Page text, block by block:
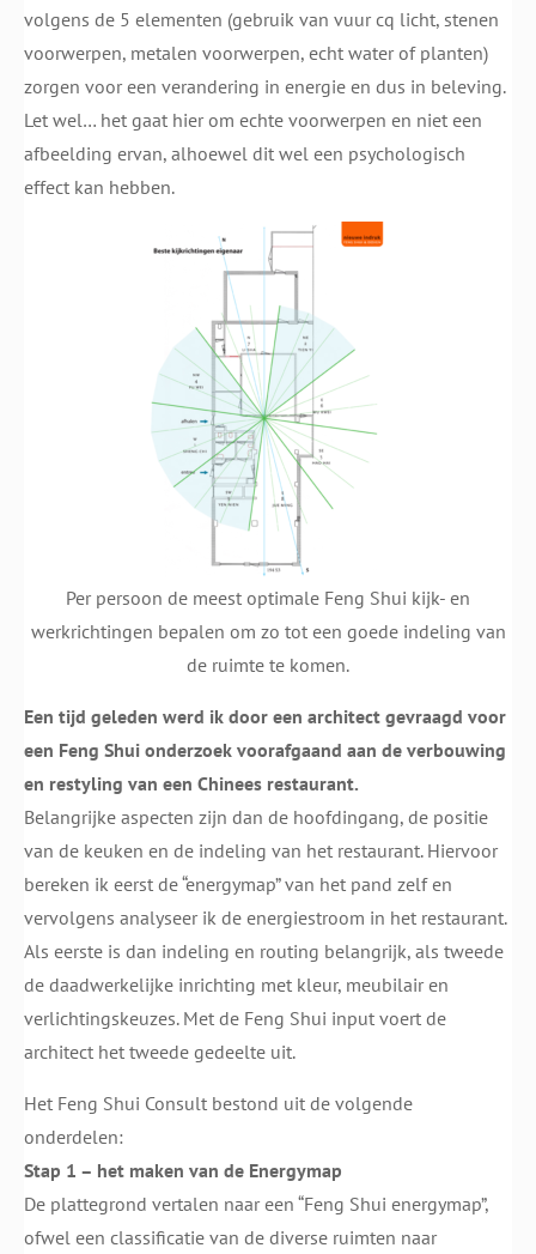
volgens de 5 elementen (gebruik van vuur cq licht, stenen
voorwerpen, metalen voorwerpen, echt water of planten)
zorgen voor een verandering in energie en dus in beleving.
Let wel… het gaat hier om echte voorwerpen en niet een
afbeelding ervan, alhoewel dit wel een psychologisch
effect kan hebben.
Per persoon de meest optimale Feng Shui kijk- en
werkrichtingen bepalen om zo tot een goede indeling van
de ruimte te komen.
Een tijd geleden werd ik door een architect gevraagd voor
een Feng Shui onderzoek voorafgaand aan de verbouwing
en restyling van een Chinees restaurant.
Belangrijke aspecten zijn dan de hoofdingang, de positie
van de keuken en de indeling van het restaurant. Hiervoor
bereken ik eerst de “energymap” van het pand zelf en
vervolgens analyseer ik de energiestroom in het restaurant.
Als eerste is dan indeling en routing belangrijk, als tweede
de daadwerkelijke inrichting met kleur, meubilair en
verlichtingskeuzes. Met de Feng Shui input voert de
architect het tweede gedeelte uit.
Het Feng Shui Consult bestond uit de volgende
onderdelen:
Stap 1 – het maken van de Energymap
De plattegrond vertalen naar een “Feng Shui energymap”,
ofwel een classificatie van de diverse ruimten naar